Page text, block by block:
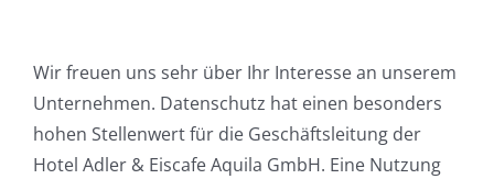
Wir freuen uns sehr über Ihr Interesse an unserem
Unternehmen. Datenschutz hat einen besonders
hohen Stellenwert für die Geschäftsleitung der
Hotel Adler & Eiscafe Aquila GmbH. Eine Nutzung